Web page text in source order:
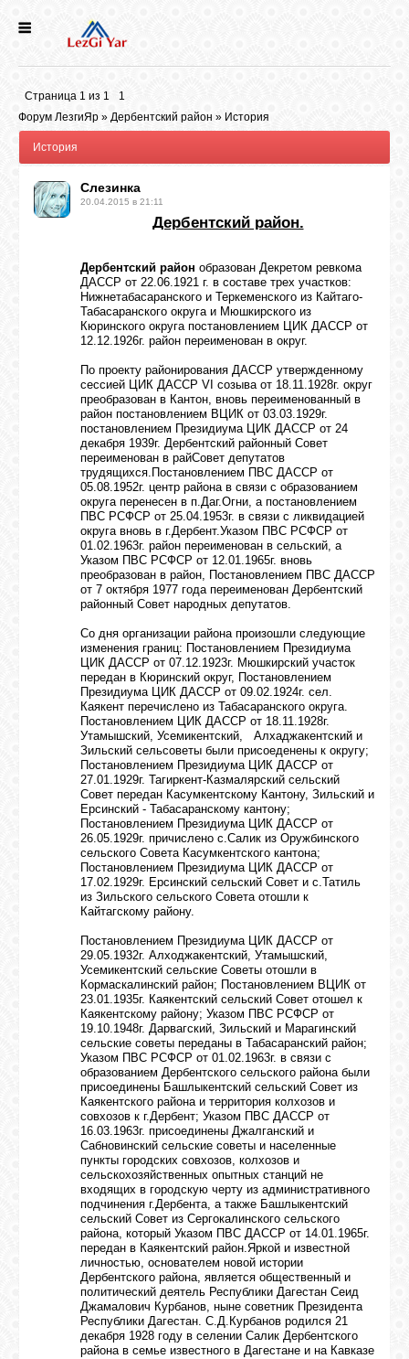
ИСТОРИЯ
Страница 1 из 1
1
Форум ЛезгиЯр » Дербентский район » История
История
Слезинка
20.04.2015 в 21:11
Дербентский район.
Дербентский район образован Декретом ревкома
ДАССР от 22.06.1921 г. в составе трех участков:
Нижнетабасаранского и Теркеменского из Кайтаго-
Табасаранского округа и Мюшкирского из
Кюринского округа постановлением ЦИК ДАССР от
12.12.1926г. район переименован в округ.
По проекту районирования ДАССР утвержденному
сессией ЦИК ДАССР VI созыва от 18.11.1928г. округ
преобразован в Кантон, вновь переименованный в
район постановлением ВЦИК от 03.03.1929г.
постановлением Президиума ЦИК ДАССР от 24
декабря 1939г. Дербентский районный Совет
переименован в райСовет депутатов
трудящихся.Постановлением ПВС ДАССР от
05.08.1952г. центр района в связи с образованием
округа перенесен в п.Даг.Огни, а постановлением
ПВС РСФСР от 25.04.1953г. в связи с ликвидацией
округа вновь в г.Дербент.Указом ПВС РСФСР от
01.02.1963г. район переименован в сельский, а
Указом ПВС РСФСР от 12.01.1965г. вновь
преобразован в район, Постановлением ПВС ДАССР
от 7 октября 1977 года переименован Дербентский
районный Совет народных депутатов.
Со дня организации района произошли следующие
изменения границ: Постановлением Президиума
ЦИК ДАССР от 07.12.1923г. Мюшкирский участок
передан в Кюринский округ, Постановлением
Президиума ЦИК ДАССР от 09.02.1924г. сел.
Каякент перечислено из Табасаранского округа.
Постановлением ЦИК ДАССР от 18.11.1928г.
Утамышский, Усемикентский, Алхаджакентский и
Зильский сельсоветы были присоеденены к округу;
Постановлением Президиума ЦИК ДАССР от
27.01.1929г. Тагиркент-Казмалярский сельский
Совет передан Касумкентскому Кантону, Зильский и
Ерсинский - Табасаранскому кантону;
Постановлением Президиума ЦИК ДАССР от
26.05.1929г. причислено с.Салик из Оружбинского
сельского Совета Касумкентского кантона;
Постановлением Президиума ЦИК ДАССР от
17.02.1929г. Ерсинский сельский Совет и с.Татиль
из Зильского сельского Совета отошли к
Кайтагскому району.
Постановлением Президиума ЦИК ДАССР от
29.05.1932г. Алходжакентский, Утамышский,
Усемикентский сельские Советы отошли в
Кормаскалинский район; Постановлением ВЦИК от
23.01.1935г. Каякентский сельский Совет отошел к
Каякентскому району; Указом ПВС РСФСР от
19.10.1948г. Дарвагский, Зильский и Марагинский
сельские советы переданы в Табасаранский район;
Указом ПВС РСФСР от 01.02.1963г. в связи с
образованием Дербентского сельского района были
присоединены Башлыкентский сельский Совет из
Каякентского района и территория колхозов и
совхозов к г.Дербент; Указом ПВС ДАССР от
16.03.1963г. присоединены Джалганский и
Сабновинский сельские советы и населенные
пункты городских совхозов, колхозов и
сельскохозяйственных опытных станций не
входящих в городскую черту из административного
подчинения г.Дербента, а также Башлыкентский
сельский Совет из Сергокалинского сельского
района, который Указом ПВС ДАССР от 14.01.1965г.
передан в Каякентский район.Яркой и известной
личностью, основателем новой истории
Дербентского района, является общественный и
политический деятель Республики Дагестан Сеид
Джамалович Курбанов, ныне советник Президента
Республики Дагестан. С.Д.Курбанов родился 21
декабря 1928 году в селении Салик Дербентского
района в семье известного в Дагестане и на Кавказе